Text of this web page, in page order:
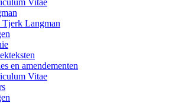
Vitae
Langman
en amendementen
Vitae